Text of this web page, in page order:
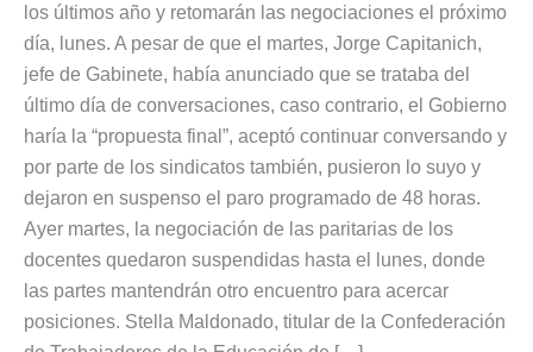
los últimos año y retomarán las negociaciones el próximo
día, lunes. A pesar de que el martes, Jorge Capitanich,
jefe de Gabinete, había anunciado que se trataba del
último día de conversaciones, caso contrario, el Gobierno
haría la “propuesta final”, aceptó continuar conversando y
por parte de los sindicatos también, pusieron lo suyo y
dejaron en suspenso el paro programado de 48 horas.
Ayer martes, la negociación de las paritarias de los
docentes quedaron suspendidas hasta el lunes, donde
las partes mantendrán otro encuentro para acercar
posiciones. Stella Maldonado, titular de la Confederación